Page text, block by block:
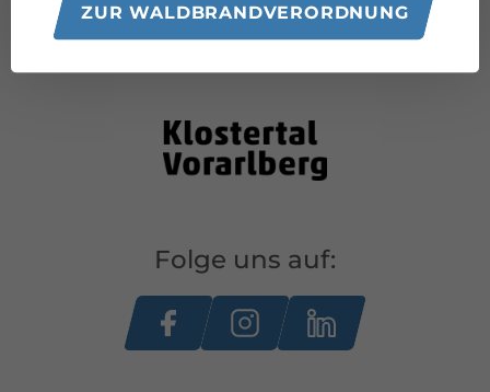
Folge uns auf:
ZUR WALDBRANDVERORDNUNG